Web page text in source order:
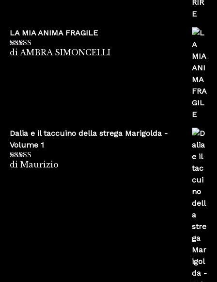
LA MIA ANIMA FRAGILE
Valutato5su
di AMBRA SIMONCELLI
Dalia e il taccuino della strega Marigolda -
Volume 1
Valutato4
di Maurizio